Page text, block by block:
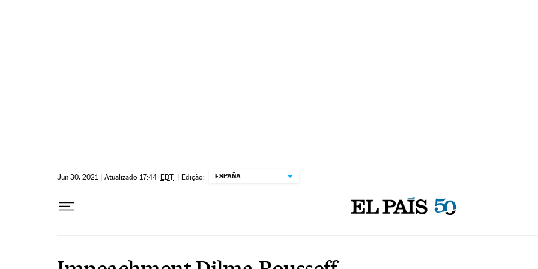
Jun 30, 2021 | Atualizado 17:44 EDT | Edição: ESPAÑA